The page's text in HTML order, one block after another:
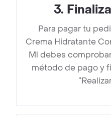
3.
Para pagar tu
Crema Hidratante
Ml debes
método de pago y